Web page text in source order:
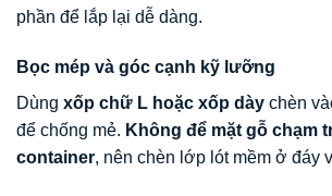
phần để lắp lại dễ dàng.
Bọc mép và góc cạnh kỹ lưỡng
Dùng xốp chữ L hoặc xốp dày chèn
để chống mẻ. Không để mặt gỗ chạm
container, nên chèn lớp lót mềm ở đáy